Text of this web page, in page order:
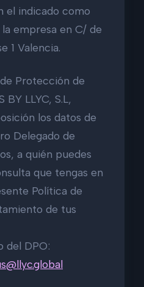
el indicado como
empresa en C/ de
1 Valencia.
Protección de
BY LLYC, S.L,
los datos de
Delegado de
a quién puedes
que tengas en
Política de
de tus
del DPO: